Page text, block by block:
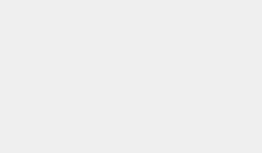
предложений